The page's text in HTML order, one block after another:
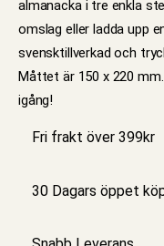
almanacka i tre enkla
omslag eller ladda upp
svensktillverkad och
Måttet är 150 x 220
igång!
Fri frakt över 399kr
30 Dagars öppet